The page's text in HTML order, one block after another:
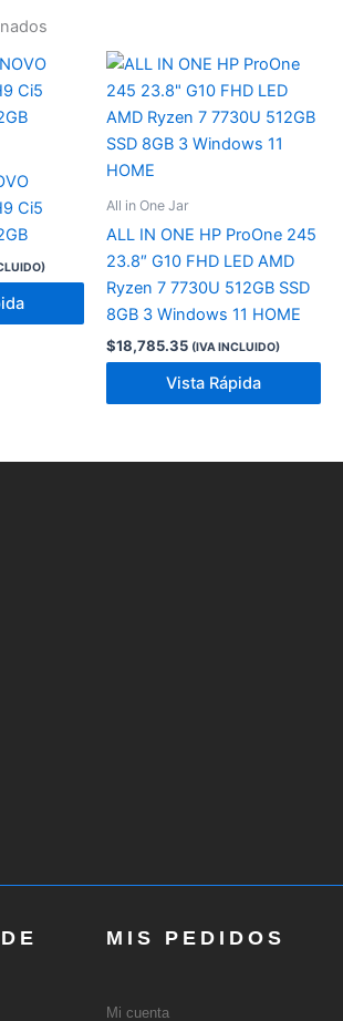
Ci5
All in One Jar
ALL IN ONE HP ProOne 245
23.8″ G10 FHD LED AMD
Ryzen 7 7730U 512GB SSD
8GB 3 Windows 11 HOME
$18,785.35 (IVA INCLUIDO)
Vista Rápida
MIS PEDIDOS
Mi cuenta